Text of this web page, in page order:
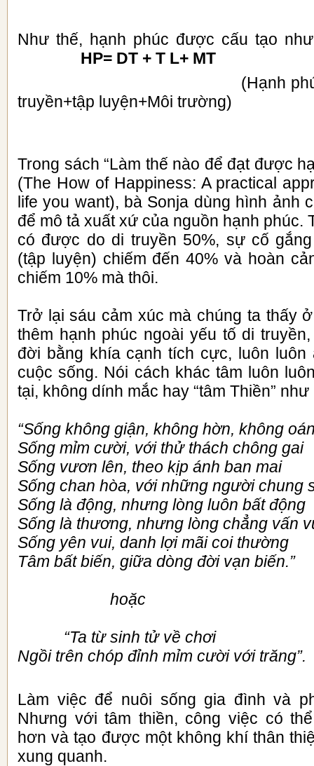
Như thế, hạnh phúc được cấu tạo
HP= DT + T L+ MT
(Hạnh
truyền+tập luyện+Môi trường)
Trong sách “Làm thế nào để đạt được
(The How of Happiness: A practical
life you want), bà Sonja dùng hình ảnh
để mô tả xuất xứ của nguồn hạnh phúc.
có được do di truyền 50%, sự cố
(tập luyện) chiếm đến 40% và hoàn
chiếm 10% mà thôi.
Trở lại sáu cảm xúc mà chúng ta thấy
thêm hạnh phúc ngoài yếu tố di
đời bằng khía cạnh tích cực, luôn luôn
cuộc sống. Nói cách khác tâm luôn
tại, không dính mắc hay “tâm Thiền”
“Sống không giận, không hờn, không
Sống mỉm cười, với thử thách chông gai
Sống vươn lên, theo kịp ánh ban mai
Sống chan hòa, với những người chung
Sống là động, nhưng lòng luôn bất động
Sống là thương, nhưng lòng chẳng vấn
Sống yên vui, danh lợi mãi coi thường
Tâm bất biến, giữa dòng đời vạn biến.”
hoặc
“Ta từ sinh tử về chơi
Ngồi trên chóp đỉnh mỉm cười với trăng”.
Làm việc để nuôi sống gia đình và
Nhưng với tâm thiền, công việc có
hơn và tạo được một không khí thân
xung quanh.